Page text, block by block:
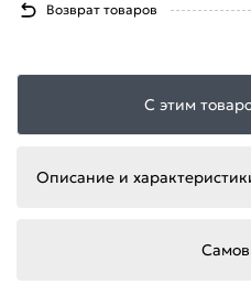
Возврат товаров
С этим
Описание и